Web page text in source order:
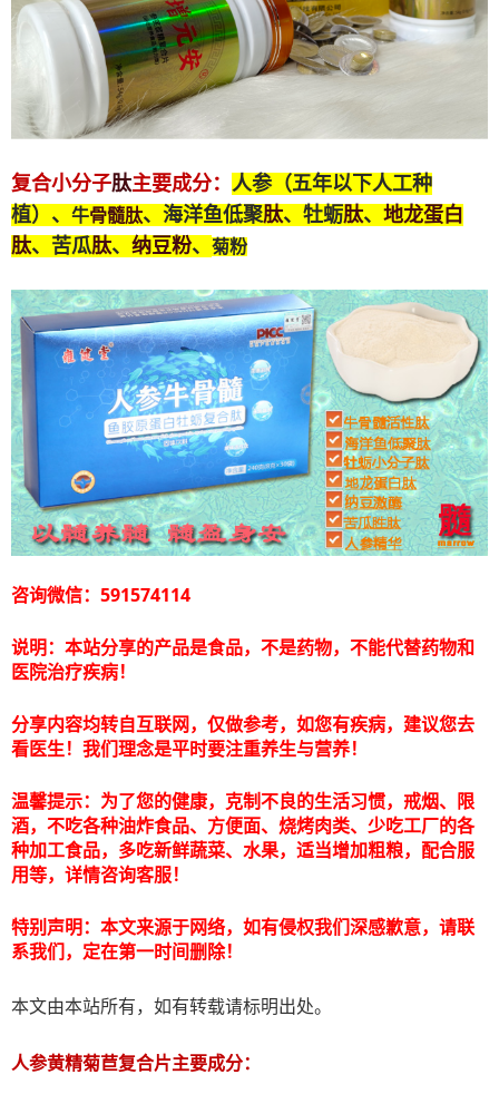
复合小分子肽主要成分： 人参（五年以下人工种
植）、 牛骨髓肽、海洋鱼低聚肽、牡蛎肽、 地龙蛋白
肽、苦瓜肽、 纳豆粉、 菊粉
咨询微信：591574114
说明：本站分享的产品是食品，不是药物，不能代替药物和
医院治疗疾病！
分享内容均转自互联网，仅做参考，如您有疾病，建议您去
看医生！我们理念是平时要注重养生与营养！
温馨提示：为了您的健康，克制不良的生活习惯，戒烟、限
酒，不吃各种油炸食品、方便面、烧烤肉类、少吃工厂的各
种加工食品，多吃新鲜蔬菜、水果，适当增加粗粮，配合服
用等，详情咨询客服！
特别声明：本文来源于网络，如有侵权我们深感歉意，请联
系我们，定在第一时间删除！
本文由本站所有，如有转载请标明出处。
人参黄精菊苣复合片主要成分：